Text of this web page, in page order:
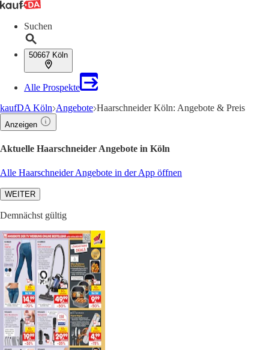
Suchen
50667 Köln
Alle Prospekte
kaufDA Köln Angebote Haarschneider Köln: Angebote & Preis
Anzeigen
Aktuelle Haarschneider Angebote in Köln
Alle Haarschneider Angebote in der App öffnen
WEITER
Demnächst gültig